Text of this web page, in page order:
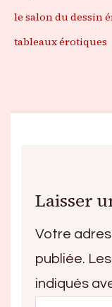
le salon du dessin
tableaux érotiques
Laisser
Votre
publiée.
indiqués